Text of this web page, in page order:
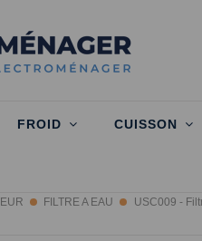
FROID CUISSON
FILTRE A EAU USC009 -